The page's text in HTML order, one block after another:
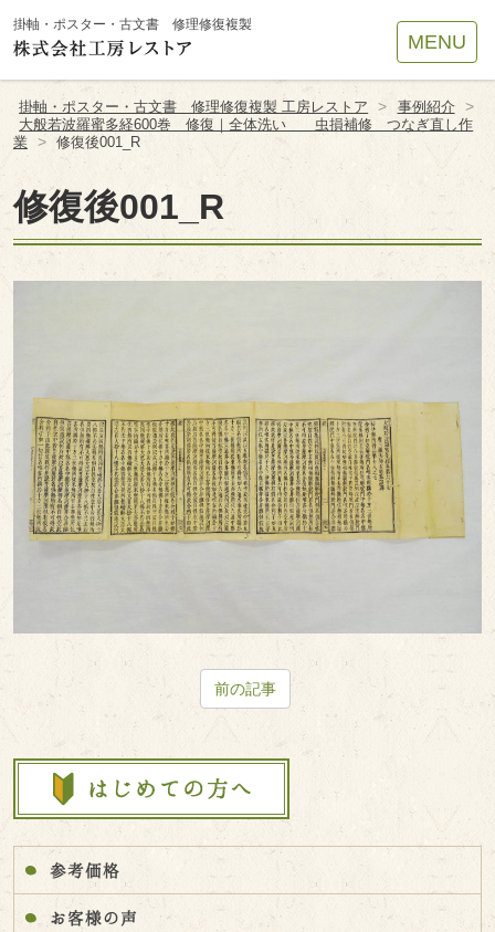
掛軸・ポスター・古文書 修理修復複製
MENU
掛軸・ポスター・古文書 修理修復複製 工房レストア > 事例紹介 >
大般若波羅蜜多経600巻 修復｜全体洗い 虫損補修 つなぎ直し作
業 > 修復後001_R
修復後001_R
前の記事
参考価格
お客様の声
Site
Footer